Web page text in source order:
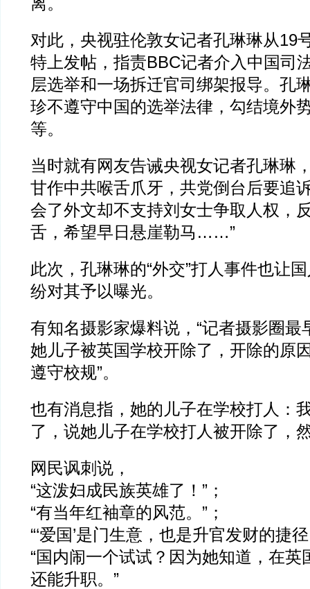
离。
对此，央视驻伦敦女记者孔琳琳从19
特上发帖，指责BBC记者介入中国司
层选举和一场拆迁官司绑架报导。孔
珍不遵守中国的选举法律，勾结境外
等。
当时就有网友告诫央视女记者孔琳琳
甘作中共喉舌爪牙，共党倒台后要追
会了外文却不支持刘女士争取人权，
舌，希望早日悬崖勒马……”
此次，孔琳琳的“外交”打人事件也让
纷对其予以曝光。
有知名摄影家爆料说，“记者摄影圈最
她儿子被英国学校开除了，开除的原
遵守校规”。
也有消息指，她的儿子在学校打人：
了，说她儿子在学校打人被开除了，
网民讽刺说，
“这泼妇成民族英雄了！”；
“有当年红袖章的风范。”；
“‘爱国’是门生意，也是升官发财的捷径
“国内闹一个试试？因为她知道，在英
还能升职。”